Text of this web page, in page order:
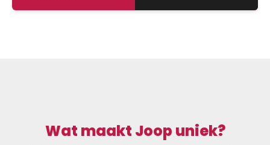
eindbestemming aankomt. Dankzij het Quick-
Wat maakt Joop uniek?